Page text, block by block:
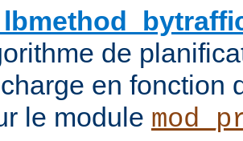
de
en fonction
le module